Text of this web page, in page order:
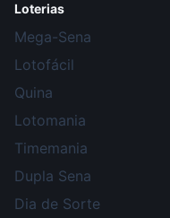
Loterias
Mega-Sena
Lotofácil
Quina
Lotomania
Timemania
Dupla Sena
Dia de Sorte